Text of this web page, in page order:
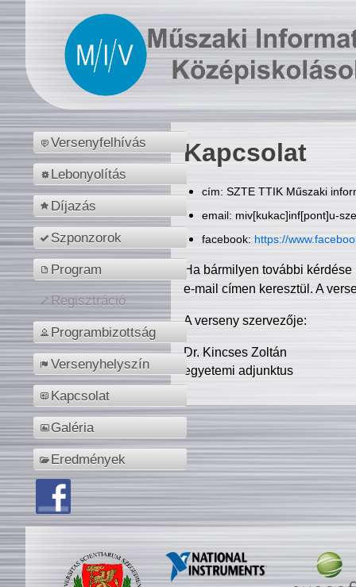
Versenyfelhívás
Lebonyolítás
Díjazás
Szponzorok
Program
Regisztráció
Programbizottság
Versenyhelyszín
Kapcsolat
Galéria
Eredmények
Kapcsolat
cím: SZTE TTIK Műszaki
email: miv[kukac]inf[pont]u-
facebook: https://
Ha bármilyen további
e-mail címen keresztül. A
A verseny szervezője:
Dr. Kincses Zoltán
egyetemi adjunktus